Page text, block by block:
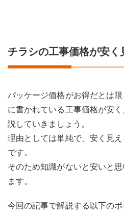
チラシの工事価格が安く
パッケージ価格がお得だとは
に書かれている工事価格が安
説していきましょう。
理由としては単純で、安く見
です。
そのため知識がないと安いと
ます。
今回の記事で解説する以下の